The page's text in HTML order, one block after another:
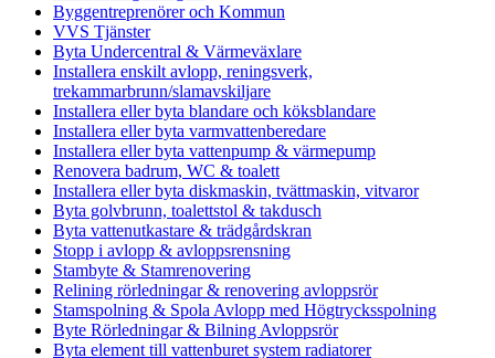
Byggentreprenörer och Kommun
VVS Tjänster
Byta Undercentral & Värmeväxlare
Installera enskilt avlopp, reningsverk,
trekammarbrunn/slamavskiljare
Installera eller byta blandare och köksblandare
Installera eller byta varmvattenberedare
Installera eller byta vattenpump & värmepump
Renovera badrum, WC & toalett
Installera eller byta diskmaskin, tvättmaskin, vitvaror
Byta golvbrunn, toalettstol & takdusch
Byta vattenutkastare & trädgårdskran
Stopp i avlopp & avloppsrensning
Stambyte & Stamrenovering
Relining rörledningar & renovering avloppsrör
Stamspolning & Spola Avlopp med Högtrycksspolning
Byte Rörledningar & Bilning Avloppsrör
Byta element till vattenburet system radiatorer